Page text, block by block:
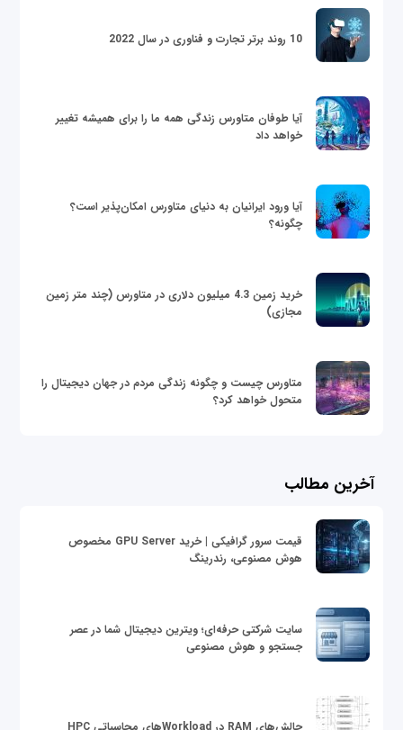
10 روند برتر تجارت و فناوری در سال 2022
آیا طوفان متاورس زندگی همه ما را برای همیشه تغییر
خواهد داد
آیا ورود ایرانیان به دنیای متاورس امکان‌پذیر است؟
چگونه؟
خرید زمین 4.3 میلیون دلاری در متاورس (چند متر زمین
مجازی)
متاورس چیست و چگونه زندگی مردم در جهان دیجیتال را
متحول خواهد کرد؟
آخرین مطالب
قیمت سرور گرافیکی | خرید GPU Server مخصوص
هوش مصنوعی، رندرینگ
سایت شرکتی حرفه‌ای؛ ویترین دیجیتال شما در عصر
جستجو و هوش مصنوعی